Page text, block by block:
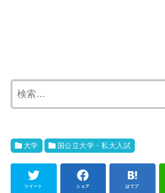
索:
大学 国公立大学・私大入試
ツイート シェア はてブ